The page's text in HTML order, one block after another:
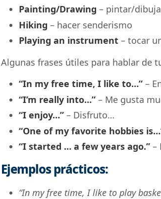
Painting/Drawing – pintar/
Hiking – hacer senderismo
Playing an instrument– tocar
Algunas frases útiles para hablar de
“In my free time, I like to…”–
“I’m really into…”– Me gusta
“I enjoy…”– Disfruto…
“One of my favorite hobbies
“I started … a few years ago.”–
Ejemplos prácticos:
“In my free time, I like to play